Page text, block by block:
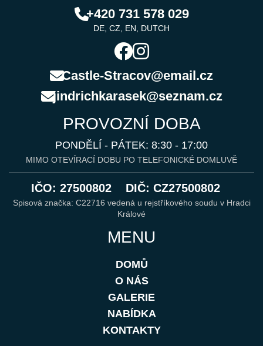
+420 731 578 029
DE, CZ, EN, DUTCH
Castle-Stracov@email.cz
jindrichkarasek@seznam.cz
PROVOZNÍ DOBA
PONDĚLÍ - PÁTEK: 8:30 - 17:00
MIMO OTEVÍRACÍ DOBU PO TELEFONICKÉ DOMLUVĚ
IČO: 27500802 DIČ: CZ27500802
Spisová značka: C22716 vedená u rejstříkového soudu v Hradci
Králové
MENU
DOMŮ
O NÁS
GALERIE
NABÍDKA
KONTAKTY